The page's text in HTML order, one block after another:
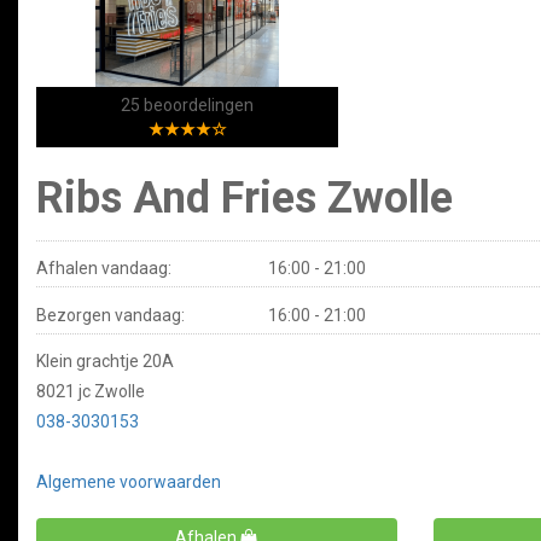
25 beoordelingen
★★★★☆
Ribs And Fries Zwolle
Afhalen vandaag: 16:00 - 21:00
Bezorgen vandaag: 16:00 - 21:00
Klein grachtje 20A
8021 jc Zwolle
038-3030153
Algemene voorwaarden